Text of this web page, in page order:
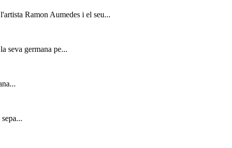
Ramon Aumedes i el seu...
seva germana pe...